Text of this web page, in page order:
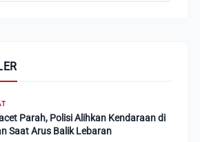
Parah, Polisi Alihkan Kendaraan di
Saat Arus Balik Lebaran